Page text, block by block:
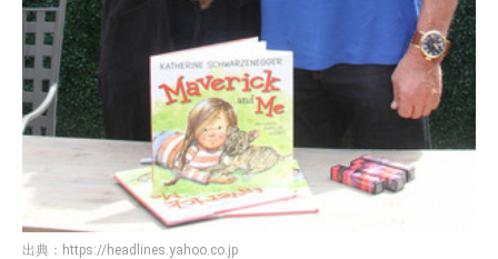
出典： https://headlines.yahoo.co.jp